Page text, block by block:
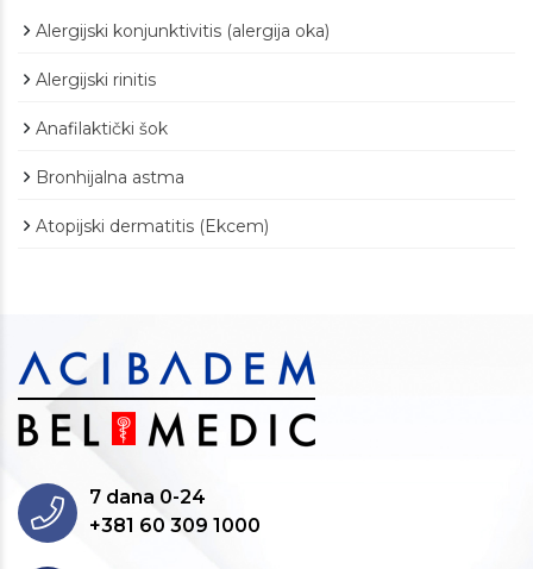
Alergijski konjunktivitis (alergija oka)
Alergijski rinitis
Anafilaktički šok
Bronhijalna astma
Atopijski dermatitis (Ekcem)
7 dana 0-24
+381 60 309 1000